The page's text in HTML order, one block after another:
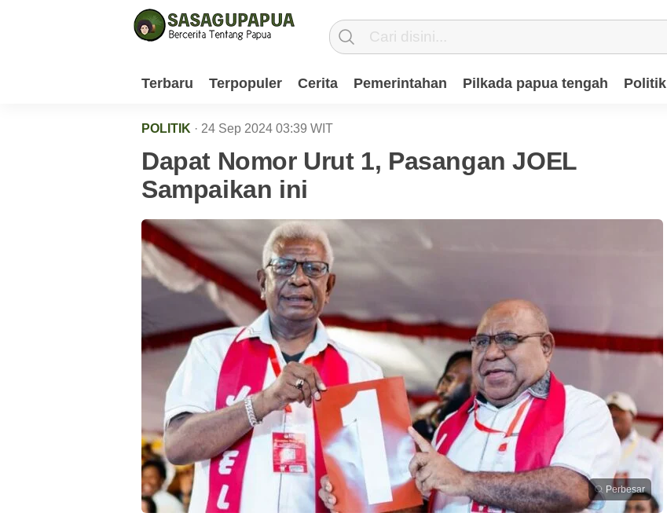
Terbaru Terpopuler Cerita Pemerintahan Pilkada papua tengah Politik
POLITIK · 24 Sep 2024 03:39 WIT
Dapat Nomor Urut 1, Pasangan JOEL
Sampaikan ini
Perbesar